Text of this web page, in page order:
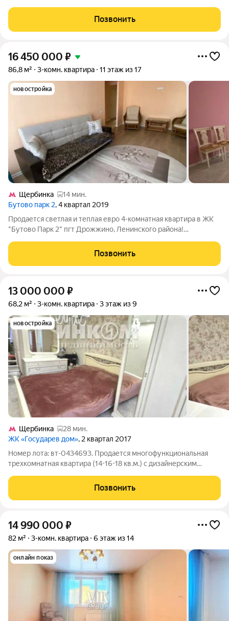
дистанционным электромеханическим замком. Новый лифт. В
подъезде не курят Продаём просторную
Позвонить
16 450 000 ₽
86,8 м² 3-комн. квартира 11 этаж из 17
новостройка
Щербинка
14 мин.
Бутово парк 2, 4 квартал 2019
Продается светлая и теплая евро 4-комнатная квартира в ЖК
"Бутово Парк 2" пгт Дрожжино, Ленинского района!
комфортное жилье. Полностью готовая к проживанию
квартира с полноценными тремя комнатами,
Позвонить
13 000 000 ₽
68,2 м² 3-комн. квартира 3 этаж из 9
новостройка
Щербинка
28 мин.
ЖК «Государев дом», 2 квартал 2017
Номер лота: вт-0434693. Продается многофункциональная
трехкомнатная квартира (14-16-18 кв.м.) с дизайнерским
изолированными спальнями. (14-16 кв.м.). Просторная кухня
площадью 12 м? оформлена в
Позвонить
14 990 000 ₽
82 м² 3-комн. квартира 6 этаж из 14
онлайн показ